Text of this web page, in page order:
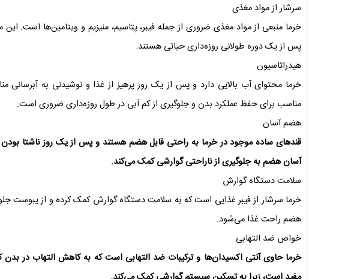
سرشار از مواد مغذی
خرما منبعی از مواد مغذی ضروری از جمله فیبر، پتاسیم، منیزیم و ویتامین‌ها است.
پس از یک دوره طولانی روزه‌داری حیاتی هستند.
هیدراتاسیون
خرما محتوای آب بالایی دارد و پس از یک روز پرهیز از غذا و نوشیدنی به
مناسب برای حفظ عملکرد بدن و جلوگیری از کم آبی در طول روزه‌داری ضروری است.
هضم آسان
قند‌های ساده موجود در خرما به راحتی قابل هضم هستند و پس از یک روز ناشتا بودن
آسان هضم به جلوگیری از ناراحتی گوارشی کمک می‌کند.
سلامت دستگاه گوارش
خرما سرشار از فیبر غذایی است که به سلامت دستگاه گوارش کمک کرده و از یبوست
هضم راحت غذا می‌شود.
خواص ضد التهابی
خرما حاوی آنتی اکسیدان‌ها و ترکیبات ضد التهابی است که به کاهش التهاب در